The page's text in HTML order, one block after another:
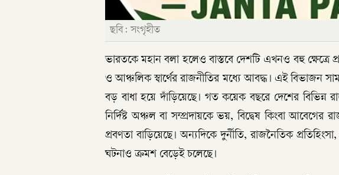
ছবি: সংগৃহীত
ভারতকে মহান বলা হলেও বাস্তবে দেশটি এখনও বহু ক্ষেত্রে
ও আঞ্চলিক স্বার্থের রাজনীতির মধ্যে আবদ্ধ। এই বিভাজন
বড় বাধা হয়ে দাঁড়িয়েছে। গত কয়েক বছরে দেশের বিভিন্ন
নির্দিষ্ট অঞ্চল বা সম্প্রদায়কে ভয়, বিদ্বেষ কিংবা আবেগের
প্রবণতা বাড়িয়েছে। অন্যদিকে দুর্নীতি, রাজনৈতিক
ঘটনাও ক্রমশ বেড়েই চলেছে।